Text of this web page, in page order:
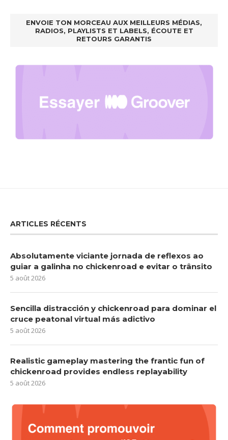
ENVOIE TON MORCEAU AUX MEILLEURS MÉDIAS,
RADIOS, PLAYLISTS ET LABELS, ÉCOUTE ET
RETOURS GARANTIS
ARTICLES RÉCENTS
Absolutamente viciante jornada de reflexos ao
guiar a galinha no chickenroad e evitar o trânsito
5 août 2026
Sencilla distracción y chickenroad para dominar el
cruce peatonal virtual más adictivo
5 août 2026
Realistic gameplay mastering the frantic fun of
chickenroad provides endless replayability
5 août 2026